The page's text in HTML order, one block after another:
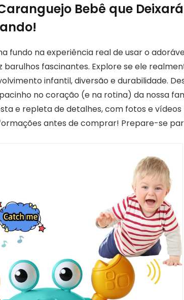
Bebê que
fundo na experiência real de usar o
barulhos fascinantes. Explore se ele
infantil, diversão e durabilidade.
no coração (e na rotina) da nossa
e repleta de detalhes, com fotos e
antes de comprar! Prepare-se